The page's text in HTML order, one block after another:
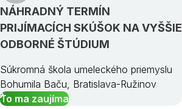
NÁHRADNÝ TERMÍN
PRIJÍMACÍCH SKÚŠOK NA VYŠŠIE
ODBORNÉ ŠTÚDIUM
Súkromná škola umeleckého priemyslu
Bohumila Baču, Bratislava-Ružinov
To ma zaujíma